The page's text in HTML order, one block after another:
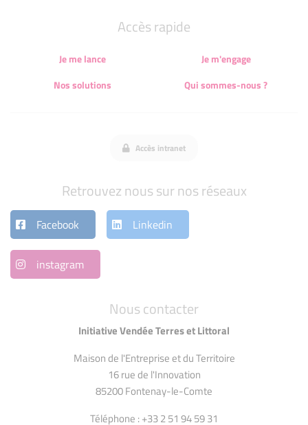
Nous contacter
Initiative Vendée Terres et Littoral
Maison de l'Entreprise et du Territoire
16 rue de l'Innovation
85200 Fontenay-le-Comte
Téléphone : +33 2 51 94 59 31
Accès rapide
Je me lance
Je m'engage
Nos solutions
Qui sommes-nous ?
Accès intranet
Retrouvez nous sur nos réseaux
Facebook Linkedin
instagram